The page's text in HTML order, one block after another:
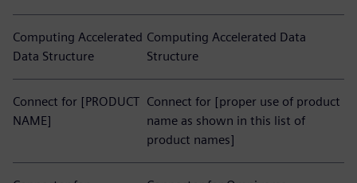
Computing Accelerated
Data Structure
Computing Accelerated Data
Structure
Connect for [PRODUCT
NAME]
Connect for [proper use of product
name as shown in this list of
product names]